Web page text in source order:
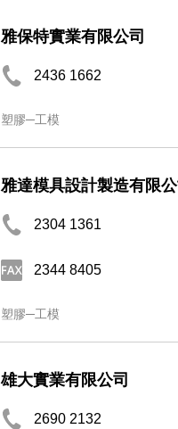
雅保特實業有限公司
2436 1662
塑膠─工模
雅達模具設計製造有限公
2304 1361
2344 8405
塑膠─工模
雄大實業有限公司
2690 2132